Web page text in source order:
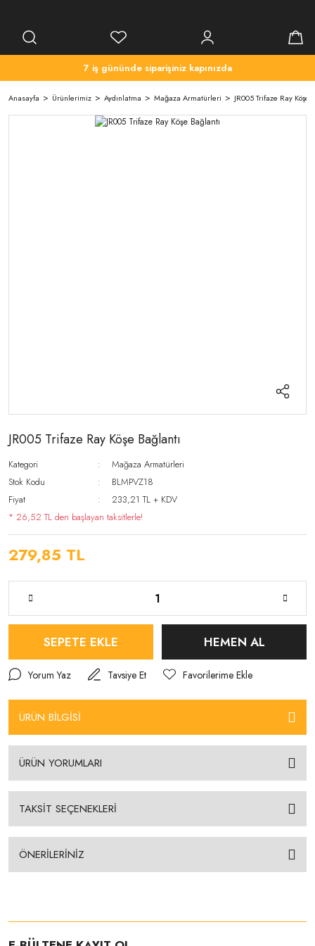
7 iş gününde siparişiniz kapınızda
Anasayfa Ürünlerimiz Aydınlatma Mağaza Armatürleri JR005 Trifaze Ray Köşe
JR005 Trifaze Ray Köşe Bağlantı
Kategori
Mağaza Armatürleri
Stok Kodu
BLMPVZ18
Fiyat
233,21 TL + KDV
* 26,52 TL den başlayan taksitlerle!
279,85 TL
SEPETE EKLE HEMEN AL
Yorum Yaz Tavsiye Et
ÜRÜN BİLGİSİ
ÜRÜN YORUMLARI
TAKSİT SEÇENEKLERİ
ÖNERİLERİNİZ